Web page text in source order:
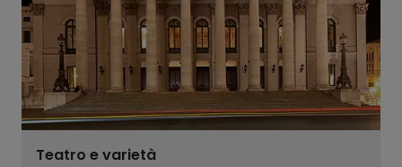
Teatro e varietà